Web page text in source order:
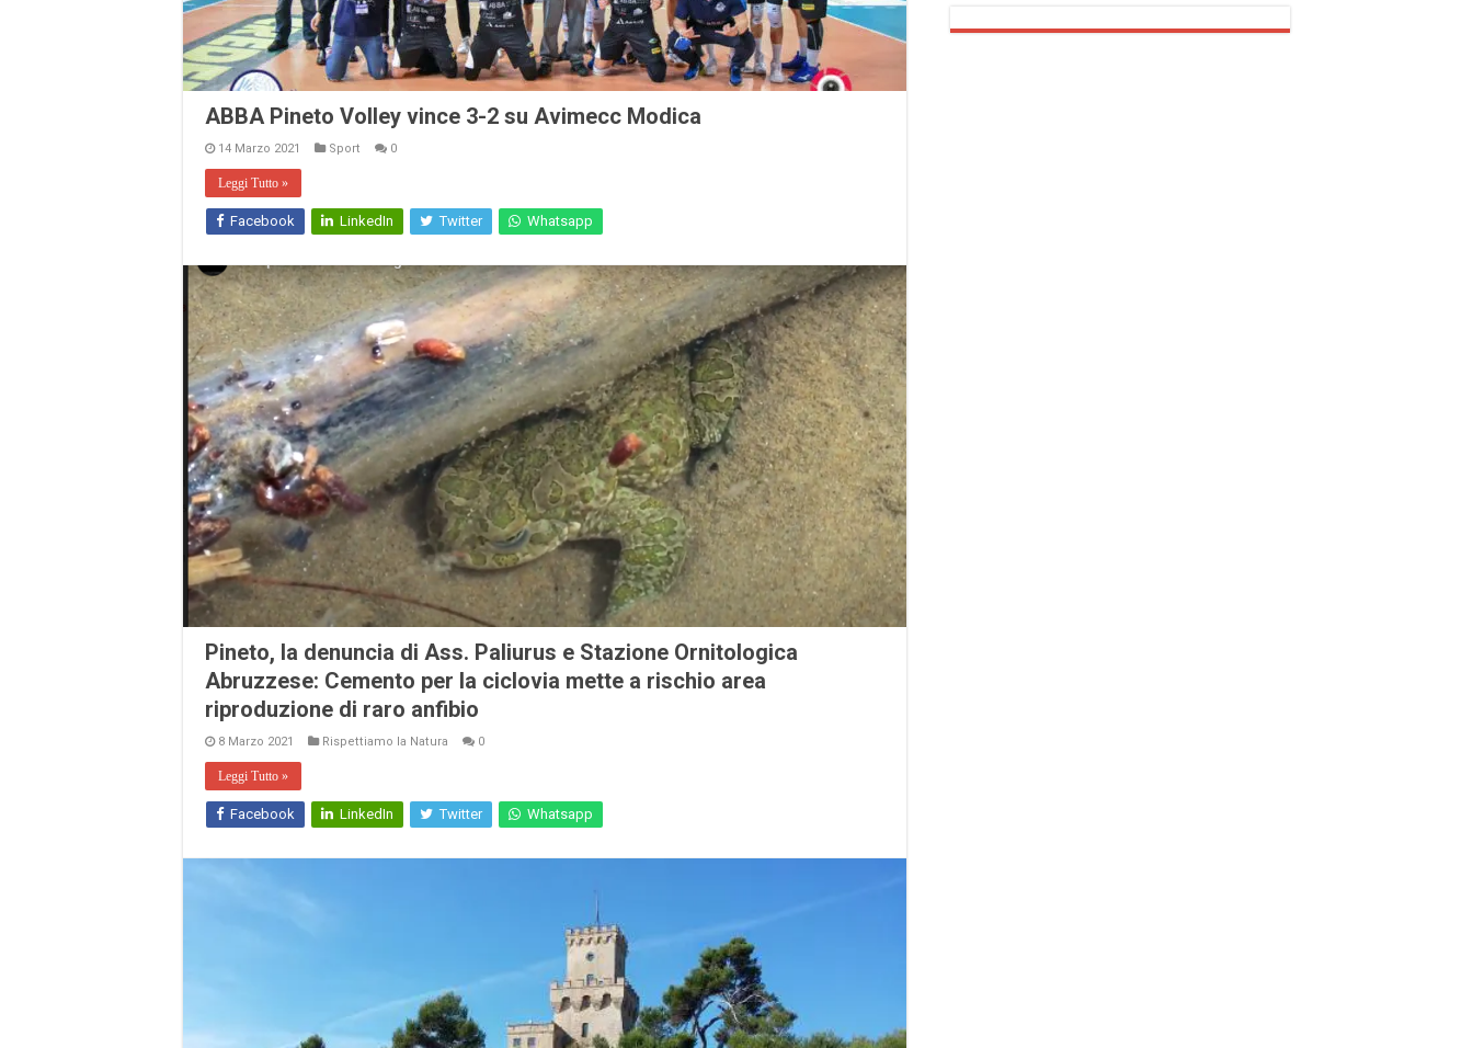
ABBA Pineto Volley vince 3-2 su Avimecc Modica
14 Marzo 2021 Sport 0
Leggi Tutto »
Facebook LinkedIn Twitter Whatsapp
Pineto, la denuncia di Ass. Paliurus e Stazione Ornitologica
Abruzzese: Cemento per la ciclovia mette a rischio area
riproduzione di raro anfibio
8 Marzo 2021 Rispettiamo la Natura 0
Leggi Tutto »
Facebook LinkedIn Twitter Whatsapp